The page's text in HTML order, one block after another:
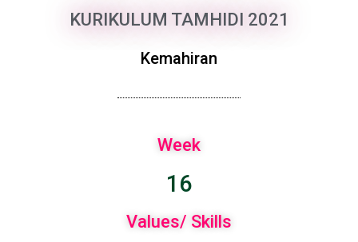
KURIKULUM TAMHIDI 2021
Kemahiran
Week
16
Values/ Skills